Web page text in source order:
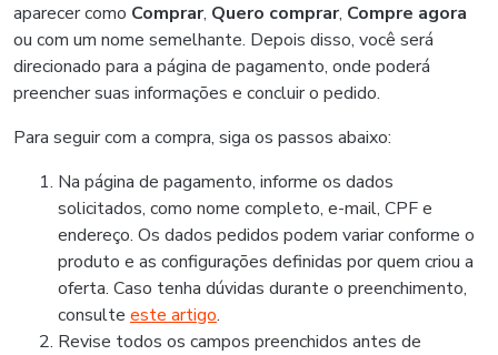
aparecer como Comprar, Quero comprar, Compre agora
ou com um nome semelhante. Depois disso, você será
direcionado para a página de pagamento, onde poderá
preencher suas informações e concluir o pedido.
Para seguir com a compra, siga os passos abaixo:
Na página de pagamento, informe os dados
solicitados, como nome completo, e-mail, CPF e
endereço. Os dados pedidos podem variar conforme o
produto e as configurações definidas por quem criou a
oferta. Caso tenha dúvidas durante o preenchimento,
consulte este artigo.
Revise todos os campos preenchidos antes de